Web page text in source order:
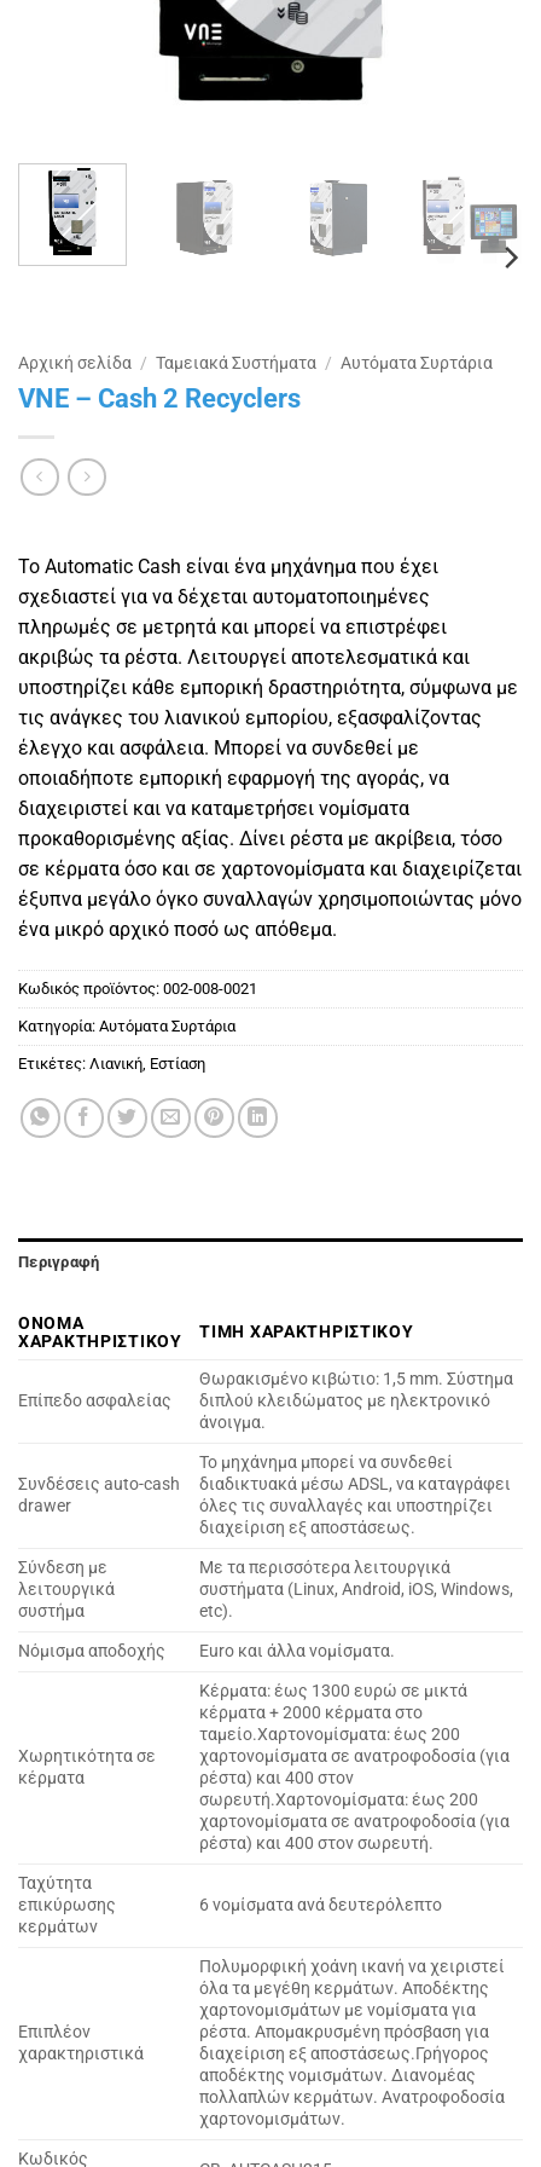
Αρχική σελίδα / Ταμειακά Συστήματα / Αυτόματα Συρτάρια
VNE – Cash 2 Recyclers
Το Automatic Cash είναι ένα μηχάνημα που έχει
σχεδιαστεί για να δέχεται αυτοματοποιημένες
πληρωμές σε μετρητά και μπορεί να επιστρέφει
ακριβώς τα ρέστα. Λειτουργεί αποτελεσματικά και
υποστηρίζει κάθε εμπορική δραστηριότητα, σύμφωνα με
τις ανάγκες του λιανικού εμπορίου, εξασφαλίζοντας
έλεγχο και ασφάλεια. Μπορεί να συνδεθεί με
οποιαδήποτε εμπορική εφαρμογή της αγοράς, να
διαχειριστεί και να καταμετρήσει νομίσματα
προκαθορισμένης αξίας. Δίνει ρέστα με ακρίβεια, τόσο
σε κέρματα όσο και σε χαρτονομίσματα και διαχειρίζεται
έξυπνα μεγάλο όγκο συναλλαγών χρησιμοποιώντας μόνο
ένα μικρό αρχικό ποσό ως απόθεμα.
Κωδικός προϊόντος: 002-008-0021
Κατηγορία: Αυτόματα Συρτάρια
Ετικέτες: Λιανική, Εστίαση
Περιγραφή
ΟΝΟΜΑ
ΧΑΡΑΚΤΗΡΙΣΤΙΚΟΥ
ΤΙΜΗ ΧΑΡΑΚΤΗΡΙΣΤΙΚΟΥ
Επίπεδο ασφαλείας
Θωρακισμένο κιβώτιο: 1,5 mm. Σύστημα
διπλού κλειδώματος με ηλεκτρονικό
άνοιγμα.
Συνδέσεις auto-cash
drawer
Το μηχάνημα μπορεί να συνδεθεί
διαδικτυακά μέσω ADSL, να καταγράφει
όλες τις συναλλαγές και υποστηρίζει
διαχείριση εξ αποστάσεως.
Σύνδεση με
λειτουργικά
συστήμα
Mε τα περισσότερα λειτουργικά
συστήματα (Linux, Android, iOS, Windows,
etc).
Νόμισμα αποδοχής
Euro και άλλα νομίσματα.
Χωρητικότητα σε
κέρματα
Κέρματα: έως 1300 ευρώ σε μικτά
κέρματα + 2000 κέρματα στο
ταμείο.Χαρτονομίσματα: έως 200
χαρτονομίσματα σε ανατροφοδοσία (για
ρέστα) και 400 στον
σωρευτή.Χαρτονομίσματα: έως 200
χαρτονομίσματα σε ανατροφοδοσία (για
ρέστα) και 400 στον σωρευτή.
Ταχύτητα
επικύρωσης
κερμάτων
6 νομίσματα ανά δευτερόλεπτο
Επιπλέον
χαρακτηριστικά
Πολυμορφική χοάνη ικανή να χειριστεί
όλα τα μεγέθη κερμάτων. Αποδέκτης
χαρτονομισμάτων με νομίσματα για
ρέστα. Απομακρυσμένη πρόσβαση για
διαχείριση εξ αποστάσεως.Γρήγορος
αποδέκτης νομισμάτων. Διανομέας
πολλαπλών κερμάτων. Ανατροφοδοσία
χαρτονομισμάτων.
Κωδικός